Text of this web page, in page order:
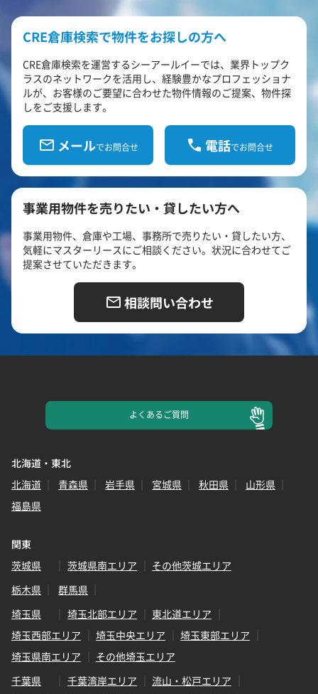
CRE倉庫検索で物件をお探しの方へ
CRE倉庫検索を運営するシーアールイーでは、業界トップク
ラスのネットワークを活用し、経験豊かなプロフェッショナ
ルが、お客様のご要望に合わせた物件情報のご提案、物件探
しをご支援します。
メールでお問合せ 電話でお問合せ
事業用物件を売りたい・貸したい方へ
事業用物件、倉庫や工場、事務所で売りたい・貸したい方、
気軽にマスターリースにご相談ください。状況に合わせてご
提案させていただきます。
相談問い合わせ
よくあるご質問
北海道・東北
北海道
青森県 岩手県 宮城県 秋田県
山形県
福島県
関東
茨城県
茨城県南エリア
その他茨城エリア
栃木県
群馬県
埼玉県
埼玉北部エリア
東北道エリア
埼玉西部エリア
埼玉中央エリア
埼玉東部エリア
埼玉県南エリア
その他埼玉エリア
千葉県
千葉湾岸エリア
流山・松戸エリア